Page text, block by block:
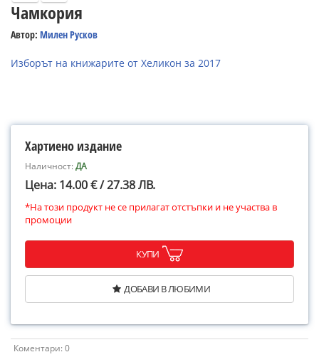
Чамкория
Автор: Милен Русков
Изборът на книжарите от Хеликон за 2017
Хартиено издание
Наличност:ДА
Цена: 14.00 € / 27.38 ЛВ.
*На този продукт не се прилагат отстъпки и не участва в
промоции
КУПИ
ДОБАВИ В ЛЮБИМИ
Коментари: 0